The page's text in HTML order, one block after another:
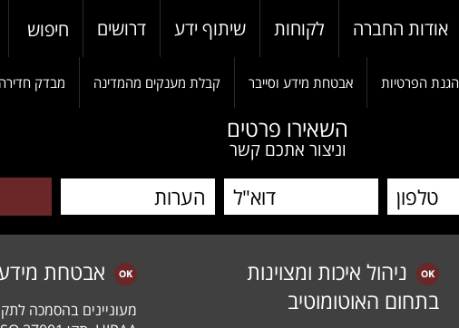
אודות החברה לקוחות שיתוף ידע דרושים חיפוש
הגנת הפרטיות אבטחת מידע וסייבר קבלת מענקים מהמדינה מבדק חדירה
השאירו פרטים
וניצור אתכם קשר
ניהול איכות ומצוינות
בתחום האוטומוטיב
אבטחת
מעוניינים בהסמכה